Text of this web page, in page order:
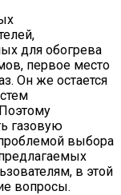
для обогрева
первое место
Он же остается
газовую
выбора
в этой
вопросы.